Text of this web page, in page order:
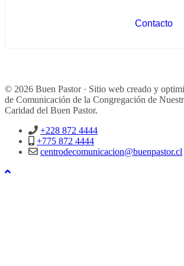
Contacto
© 2026 Buen Pastor · Sitio web creado y
de Comunicación de la Congregación de
Caridad del Buen Pastor.
+228 872 4444
+775 872 4444
centrodecomunicacion@buenpastor.cl